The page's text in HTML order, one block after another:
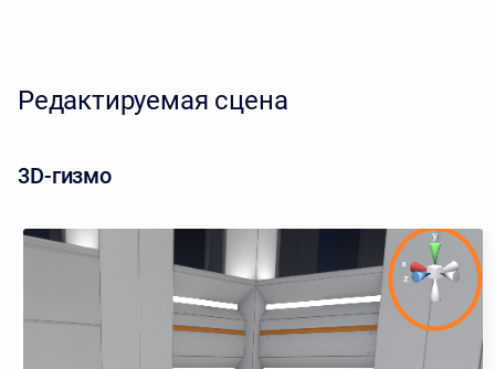
Редактируемая сцена
3D-гизмо